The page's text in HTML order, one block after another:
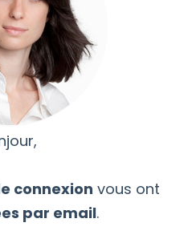
connexion vous ont
par email.